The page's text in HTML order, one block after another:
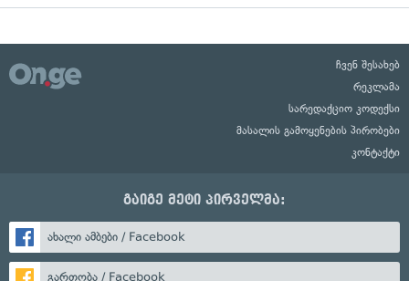
ჩვენ შესახებ
რეკლამა
სარედაქციო კოდექსი
მასალის გამოყენების პირობები
კონტაქტი
გაიგე მეტი პირველმა:
ახალი ამბები / Facebook
გართობა / Facebook